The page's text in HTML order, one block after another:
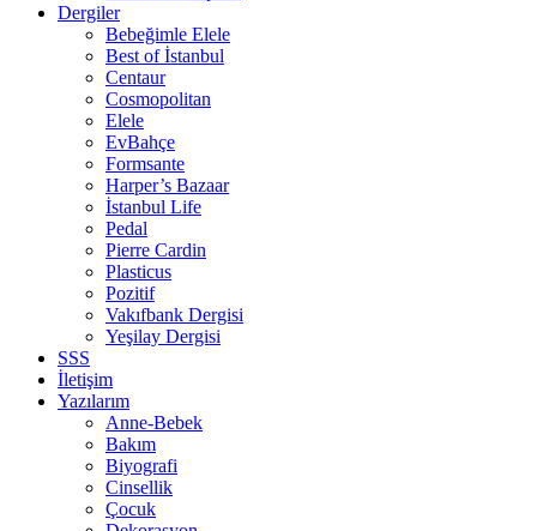
Dergiler
Bebeğimle Elele
Best of İstanbul
Centaur
Cosmopolitan
Elele
EvBahçe
Formsante
Harper’s Bazaar
İstanbul Life
Pedal
Pierre Cardin
Plasticus
Pozitif
Vakıfbank Dergisi
Yeşilay Dergisi
SSS
İletişim
Yazılarım
Anne-Bebek
Bakım
Biyografi
Cinsellik
Çocuk